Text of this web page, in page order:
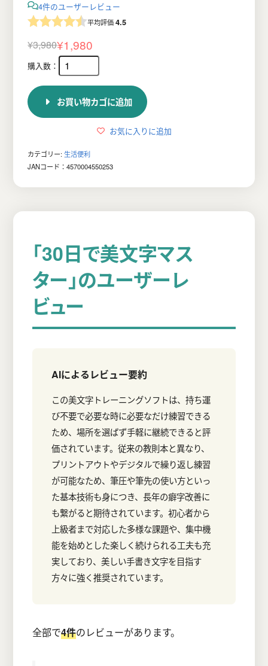
4件のユーザーレビュー
平均評価4.5
¥3,980
元
の
価
格
で
¥1,980
現
在
の
価
¥1,980
お買い物カゴに追加
お気に入りに追加
カテゴリー:生活便利
JANコード：4570004550253
「30日で美文字マス
ター」のユーザーレ
ビュー
AIによるレビュー要約
この美文字トレーニングソフトは、持ち運
び不要で必要な時に必要なだけ練習できる
ため、場所を選ばず手軽に継続できると評
価されています。従来の教則本と異なり、
プリントアウトやデジタルで繰り返し練習
が可能なため、筆圧や筆先の使い方といっ
た基本技術も身につき、長年の癖字改善に
も繋がると期待されています。初心者から
上級者まで対応した多様な課題や、集中機
能を始めとした楽しく続けられる工夫も充
実しており、美しい手書き文字を目指す
方々に強く推奨されています。
全部で4件のレビューがあります。